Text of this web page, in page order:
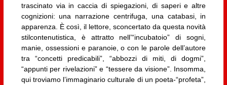
trascinato via in caccia di spiegazioni, di saperi e altre
cognizioni: una narrazione centrifuga, una catabasi, in
apparenza. È così, il lettore, sconcertato da questa novità
stilcontenutistica, è attratto nell’“incubatoio” di sogni,
manie, ossessioni e paranoie, o con le parole dell’autore
tra “concetti predicabili”, “abbozzi di miti, di dogmi”,
“appunti per rivelazioni” e “tessere da visione”. Insomma,
qui troviamo l’immaginario culturale di un poeta-“profeta”,